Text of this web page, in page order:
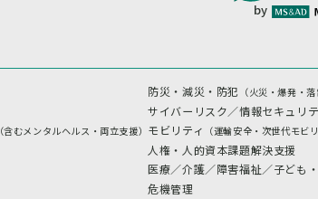
by
（含むメンタルヘルス・両立支援）
防災・減災・防犯 （火災・爆発・
サイバーリスク／情報セキュリ
モビリティ （運輸安全・次世代モビリ
人権・人的資本課題解決支援
医療／介護／障害福祉／子ども
危機管理